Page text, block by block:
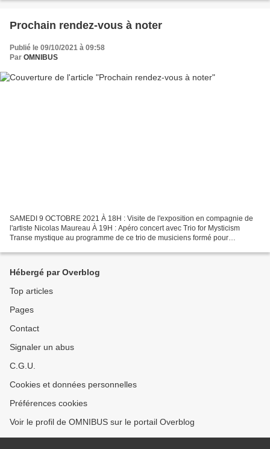
Prochain rendez-vous à noter
Publié le 09/10/2021 à 09:58
Par OMNIBUS
SAMEDI 9 OCTOBRE 2021 À 18H : Visite de l'exposition en compagnie de
l'artiste Nicolas Maureau À 19H : Apéro concert avec Trio for Mysticism
Transe mystique au programme de ce trio de musiciens formé pour
Hébergé par Overblog
Top articles
Pages
Contact
Signaler un abus
C.G.U.
Cookies et données personnelles
Préférences cookies
Voir le profil de OMNIBUS sur le portail Overblog